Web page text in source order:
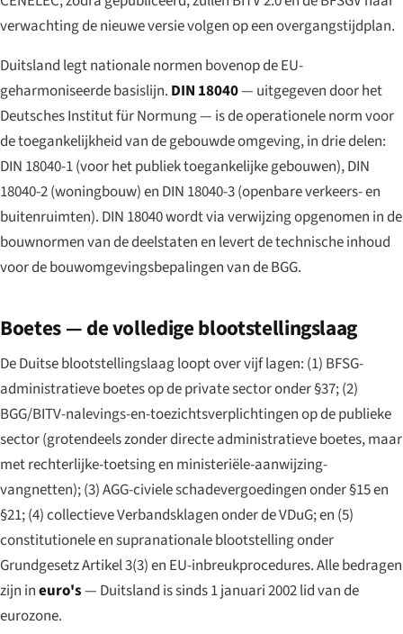
verwachting de nieuwe versie volgen op een overgangstijdplan.
Duitsland legt nationale normen bovenop de EU-
geharmoniseerde basislijn. DIN 18040— uitgegeven door het
Deutsches Institut für Normung — is de operationele norm voor
de toegankelijkheid van de gebouwde omgeving, in drie delen:
DIN 18040-1 (voor het publiek toegankelijke gebouwen), DIN
18040-2 (woningbouw) en DIN 18040-3 (openbare verkeers- en
buitenruimten). DIN 18040 wordt via verwijzing opgenomen in de
bouwnormen van de deelstaten en levert de technische inhoud
voor de bouwomgevingsbepalingen van de BGG.
Boetes — de volledige blootstellingslaag
De Duitse blootstellingslaag loopt over vijf lagen: (1) BFSG-
administratieve boetes op de private sector onder §37; (2)
BGG/BITV-nalevings-en-toezichtsverplichtingen op de publieke
sector (grotendeels zonder directe administratieve boetes, maar
met rechterlijke-toetsing en ministeriële-aanwijzing-
vangnetten); (3) AGG-civiele schadevergoedingen onder §15 en
§21; (4) collectieve Verbandsklagen onder de VDuG; en (5)
constitutionele en supranationale blootstelling onder
Grundgesetz Artikel 3(3) en EU-inbreukprocedures. Alle bedragen
zijn ineuro's— Duitsland is sinds 1 januari 2002 lid van de
eurozone.